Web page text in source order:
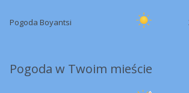
Pogoda Boyantsi
Pogoda w Twoim mieście